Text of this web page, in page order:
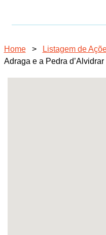
Home > Listagem de
Adraga e a Pedra d’Alvidrar